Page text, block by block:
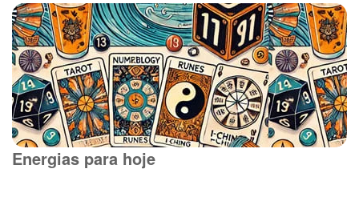
Energias para hoje